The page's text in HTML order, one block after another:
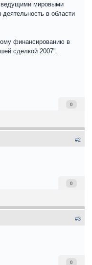
ведущими мировыми
в области
финансированию в
сделкой 2007".
0
#2
0
#3
0